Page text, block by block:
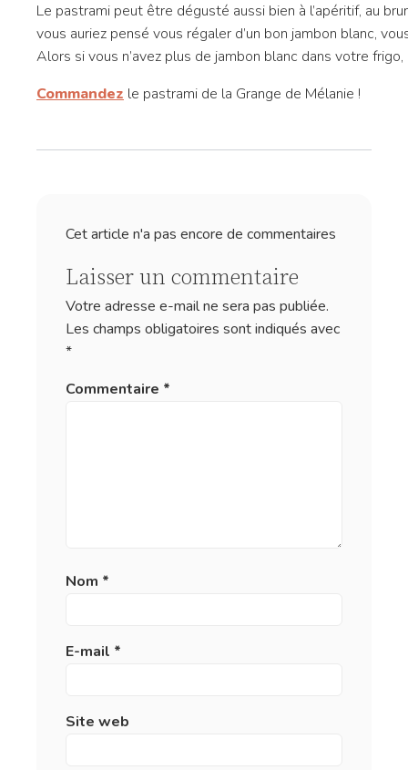
Le pastrami peut être dégusté aussi bien à l’apéritif, au
vous auriez pensé vous régaler d’un bon jambon blanc,
Alors si vous n’avez plus de jambon blanc dans votre
Commandez le pastrami de la Grange de Mélanie !
Cet article n'a pas encore de commentaires
Laisser un commentaire
Votre adresse e-mail ne sera pas publiée.
Les champs obligatoires sont indiqués avec
*
Commentaire *
Nom *
E-mail *
Site web